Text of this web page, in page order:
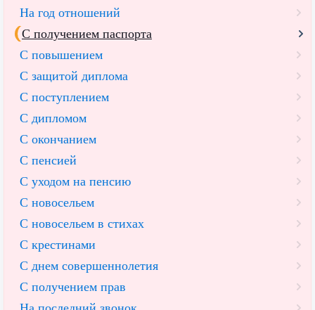
На год отношений
С получением паспорта
С повышением
С защитой диплома
С поступлением
С дипломом
С окончанием
С пенсией
С уходом на пенсию
С новосельем
С новосельем в стихах
С крестинами
С днем совершеннолетия
С получением прав